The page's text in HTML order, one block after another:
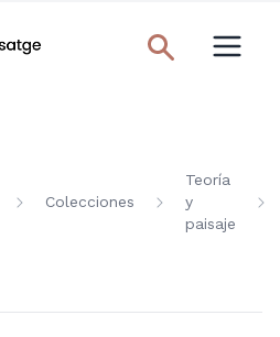
Colecciones
Teoría
y
paisaje